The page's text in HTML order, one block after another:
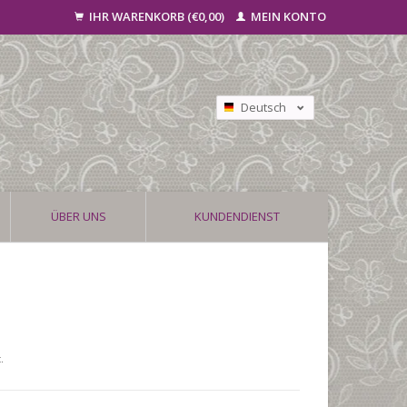
IHR WARENKORB (€0,00) MEIN KONTO
Deutsch
Nederlands
Français
ÜBER UNS KUNDENDIENST